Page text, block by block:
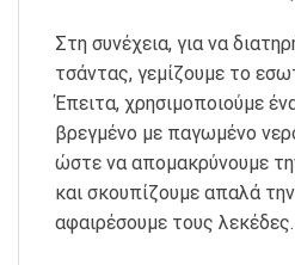
Στη συνέχεια, για να
τσάντας, γεμίζουμε το
Έπειτα, χρησιμοποιούμε
βρεγμένο με παγωμένο
ώστε να απομακρύνουμε
και σκουπίζουμε απαλά
αφαιρέσουμε τους λεκέδες.